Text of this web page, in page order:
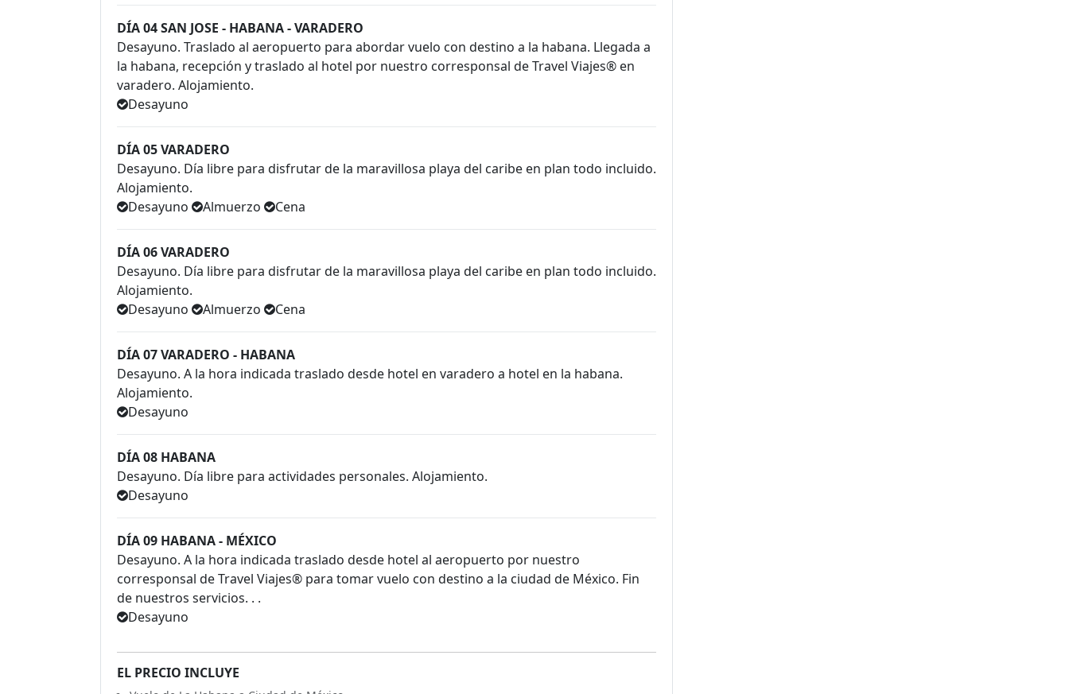
DÍA 04 SAN JOSE - HABANA - VARADERO
Desayuno. Traslado al aeropuerto para abordar vuelo con destino a la habana. Llegada a
la habana, recepción y traslado al hotel por nuestro corresponsal de Travel Viajes® en
varadero. Alojamiento.
Desayuno
DÍA 05 VARADERO
Desayuno. Día libre para disfrutar de la maravillosa playa del caribe en plan todo incluido.
Alojamiento.
Desayuno
Almuerzo Cena
DÍA 06 VARADERO
Desayuno. Día libre para disfrutar de la maravillosa playa del caribe en plan todo incluido.
Alojamiento.
Desayuno
Almuerzo Cena
DÍA 07 VARADERO - HABANA
Desayuno. A la hora indicada traslado desde hotel en varadero a hotel en la habana.
Alojamiento.
Desayuno
DÍA 08 HABANA
Desayuno. Día libre para actividades personales. Alojamiento.
Desayuno
DÍA 09 HABANA - MÉXICO
Desayuno. A la hora indicada traslado desde hotel al aeropuerto por nuestro
corresponsal de Travel Viajes® para tomar vuelo con destino a la ciudad de México. Fin
de nuestros servicios. . .
Desayuno
EL PRECIO INCLUYE